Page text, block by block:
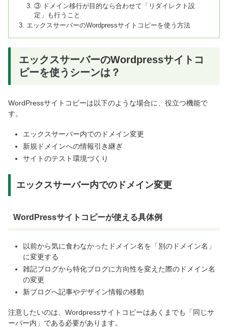
③ ドメイン移行が目的なら合わせて「リダイレクト設
定」も行うこと
エックスサーバーのWordpressサイトコピーを使う方法
エックスサーバーのWordpressサイトコ
ピーを使うシーンは？
WordPressサイトコピーは以下のような場合に、役立つ機能で
す。
エックスサーバー内でのドメイン変更
新規ドメインへの情報引き継ぎ
サイトのテスト環境づくり
エックスサーバー内でのドメイン変更
WordPressサイトコピーが使える具体例
以前から気に食わなかったドメイン名を「別のドメイン名」
に変更する
雑記ブログから特化ブログに方向性を変えた際のドメイン名
の変更
新ブログへ記事やデザイン情報の移動
注意したいのは、Wordpressサイトコピーはあくまでも「同じサ
ーバー内」である必要があります。